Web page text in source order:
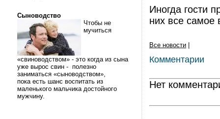
Сыноводство
Чтобы не
мучиться
«свиноводством» - это когда из сына
уже вырос свин - полезно
заниматься «сыноводством»,
пока есть шанс воспитать из
маленького мальчика достойного
мужчину.
Иногда гости
них все самое
Все новости
Комментарии
Нет